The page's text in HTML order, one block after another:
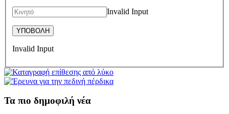
Invalid Input
Invalid Input
Τα πιο δημοφιλή νέα